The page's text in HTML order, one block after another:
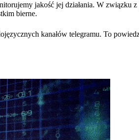
jakość jej działania. W związku
bierne.
kanałów telegramu. To